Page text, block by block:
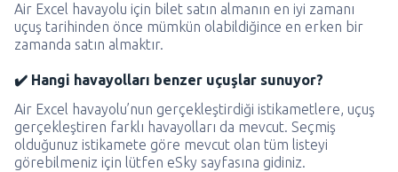
Air Excel havayolu için bilet satın almanın en iyi zamanı
uçuş tarihinden önce mümkün olabildiğince en erken bir
zamanda satın almaktır.
✔️ Hangi havayolları benzer uçuşlar sunuyor?
Air Excel havayolu’nun gerçekleştirdiği istikametlere, uçuş
gerçekleştiren farklı havayolları da mevcut. Seçmiş
olduğunuz istikamete göre mevcut olan tüm listeyi
görebilmeniz için lütfen eSky sayfasına gidiniz.